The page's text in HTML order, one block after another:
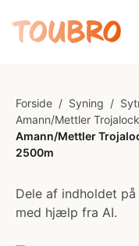
Forside / Syning /
Amann/Mettler
Amann/Mettler
2500m
Dele af indholdet
med hjælp fra AI.